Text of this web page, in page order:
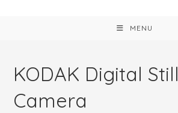
MENU
KODAK Digital Still
Camera